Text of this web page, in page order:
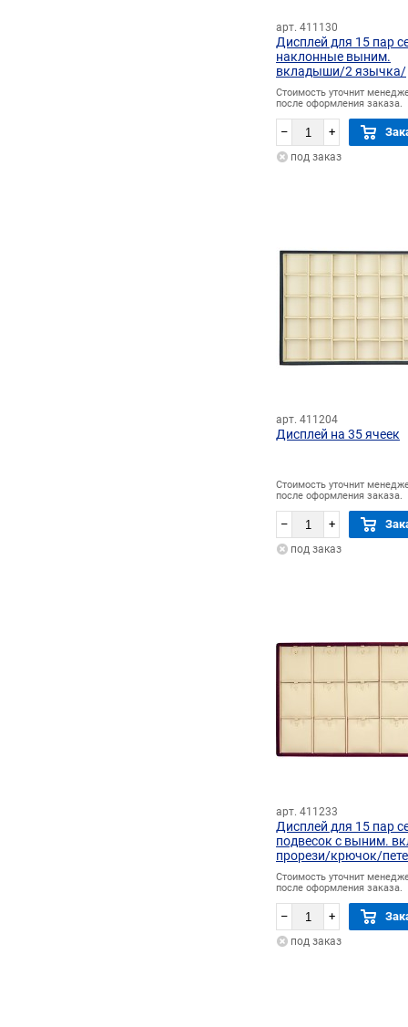
арт. 411130
Дисплей для 15 пар
наклонные выним.
вкладыши/2 язычка/
прорезь для нитки
Стоимость уточнит
после оформления заказа.
– +
под заказ
арт. 411204
Дисплей на 35 ячеек
Стоимость уточнит
после оформления заказа.
– +
под заказ
арт. 411233
Дисплей для 15 пар
подвесок с выним.
прорези/крючок/
Стоимость уточнит
после оформления заказа.
– +
под заказ